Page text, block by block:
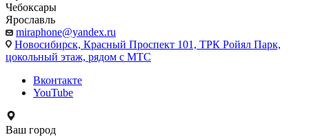
Чебоксары
Ярославль
miraphone@yandex.ru
Новосибирск, Красный Проспект 101, ТРК Ройял Парк,
цокольный этаж, рядом с МТС
Вконтакте
YouTube
Ваш город